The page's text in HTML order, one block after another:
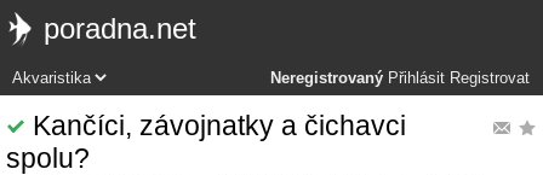
poradna.net
Neregistrovaný Přihlásit Registrovat
Kančíci, závojnatky a čichavci
spolu?